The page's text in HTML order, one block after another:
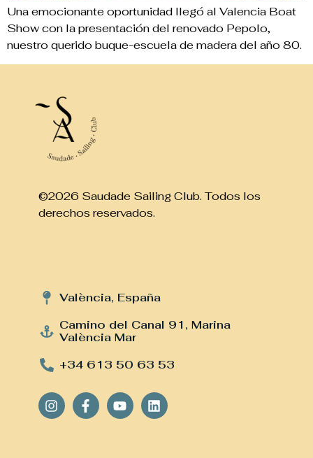
Una emocionante oportunidad llegó al Valencia Boat
Show con la presentación del renovado Pepolo,
nuestro querido buque-escuela de madera del año 80.
©2026 Saudade Sailing Club. Todos los
derechos reservados.
València, España
Camino del Canal 91, Marina
València Mar
+34 613 50 63 53